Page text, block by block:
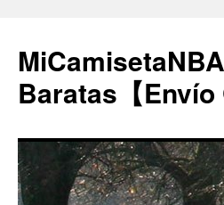
Baratas【Envío